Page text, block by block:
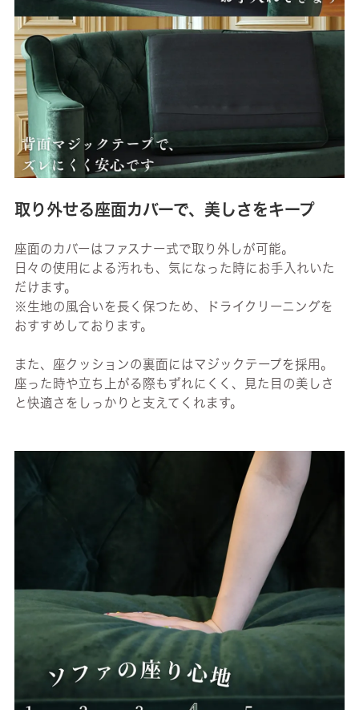
取り外せる座面カバーで、美しさをキープ
座面のカバーはファスナー式で取り外しが可能。
日々の使用による汚れも、気になった時にお手入れいた
だけます。
※生地の風合いを長く保つため、ドライクリーニングを
おすすめしております。
また、座クッションの裏面にはマジックテープを採用。
座った時や立ち上がる際もずれにくく、見た目の美しさ
と快適さをしっかりと支えてくれます。